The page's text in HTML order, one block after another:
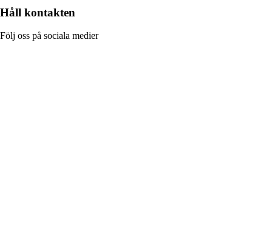
Håll kontakten
Följ oss på sociala medier